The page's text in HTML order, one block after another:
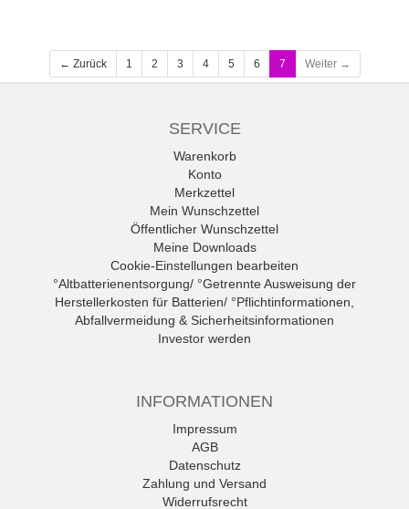
← Zurück 1 2 3 4 5 6 7 Weiter →
SERVICE
Warenkorb
Konto
Merkzettel
Mein Wunschzettel
Öffentlicher Wunschzettel
Meine Downloads
Cookie-Einstellungen bearbeiten
°Altbatterienentsorgung/ °Getrennte Ausweisung der
Herstellerkosten für Batterien/ °Pflichtinformationen,
Abfallvermeidung & Sicherheitsinformationen
Investor werden
INFORMATIONEN
Impressum
AGB
Datenschutz
Zahlung und Versand
Widerrufsrecht